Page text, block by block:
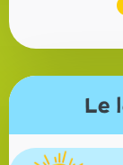
Le